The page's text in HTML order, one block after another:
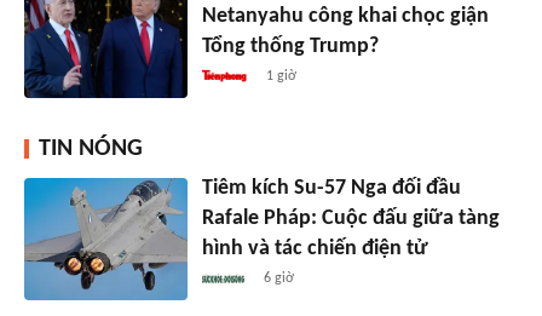
Netanyahu công khai chọc giận
Tổng thống Trump?
1 giờ
TIN NÓNG
Tiêm kích Su-57 Nga đối đầu
Rafale Pháp: Cuộc đấu giữa tàng
hình và tác chiến điện tử
6 giờ